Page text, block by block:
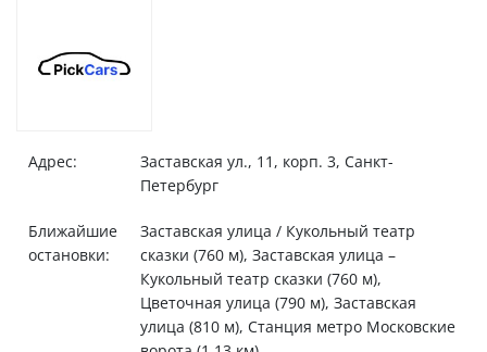
Адрес:
Заставская ул., 11, корп. 3, Санкт-
Петербург
Ближайшие
остановки:
Заставская улица / Кукольный театр
сказки (760 м), Заставская улица –
Кукольный театр сказки (760 м),
Цветочная улица (790 м), Заставская
улица (810 м), Станция метро Московские